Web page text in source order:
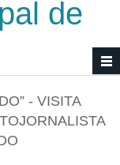
de
- VISITA